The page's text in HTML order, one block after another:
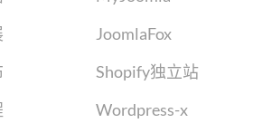
JoomlaFox
Shopify独立站
Wordpress-x